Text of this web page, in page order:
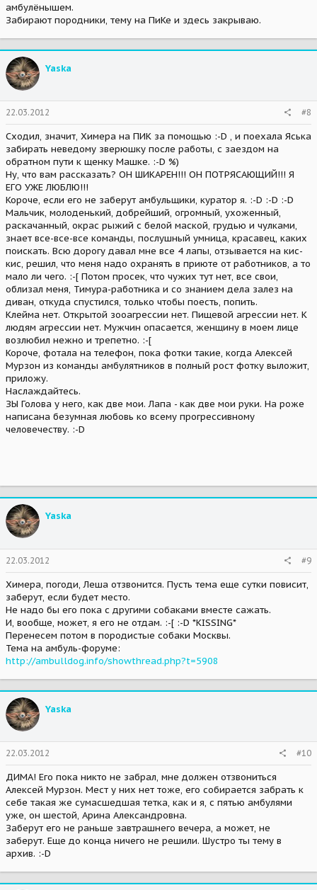
амбулёнышем.
Забирают породники, тему на ПиКе и здесь закрываю.
Yaska
22.03.2012 #8
Сходил, значит, Химера на ПИК за помощью :-D , и поехала Яська
забирать неведому зверюшку после работы, с заездом на
обратном пути к щенку Машке. :-D %)
Ну, что вам рассказать? ОН ШИКАРЕН!!! ОН ПОТРЯСАЮЩИЙ!!! Я
ЕГО УЖЕ ЛЮБЛЮ!!!
Короче, если его не заберут амбульщики, куратор я. :-D :-D :-D
Мальчик, молоденький, добрейший, огромный, ухоженный,
раскачанный, окрас рыжий с белой маской, грудью и чулками,
знает все-все-все команды, послушный умница, красавец, каких
поискать. Всю дорогу давал мне все 4 лапы, отзывается на кис-
кис, решил, что меня надо охранять в приюте от работников, а то
мало ли чего. :-[ Потом просек, что чужих тут нет, все свои,
облизал меня, Тимура-работника и со знанием дела залез на
диван, откуда спустился, только чтобы поесть, попить.
Клейма нет. Открытой зооагрессии нет. Пищевой агрессии нет. К
людям агрессии нет. Мужчин опасается, женщину в моем лице
возлюбил нежно и трепетно. :-[
Короче, фотала на телефон, пока фотки такие, когда Алексей
Мурзон из команды амбулятников в полный рост фотку выложит,
приложу.
Наслаждайтесь.
ЗЫ Голова у него, как две мои. Лапа - как две мои руки. На роже
написана безумная любовь ко всему прогрессивному
человечеству. :-D
Yaska
22.03.2012 #9
Химера, погоди, Леша отзвонится. Пусть тема еще сутки повисит,
заберут, если будет место.
Не надо бы его пока с другими собаками вместе сажать.
И, вообще, может, я его не отдам. :-[ :-D *KISSING*
Перенесем потом в породистые собаки Москвы.
Тема на амбуль-форуме:
http://ambulldog.info/showthread.php?t=5908
Yaska
22.03.2012 #10
ДИМА! Его пока никто не забрал, мне должен отзвониться
Алексей Мурзон. Мест у них нет тоже, его собирается забрать к
себе такая же сумасшедшая тетка, как и я, с пятью амбулями
уже, он шестой, Арина Александровна.
Заберут его не раньше завтрашнего вечера, а может, не
заберут. Еще до конца ничего не решили. Шустро ты тему в
архив. :-D